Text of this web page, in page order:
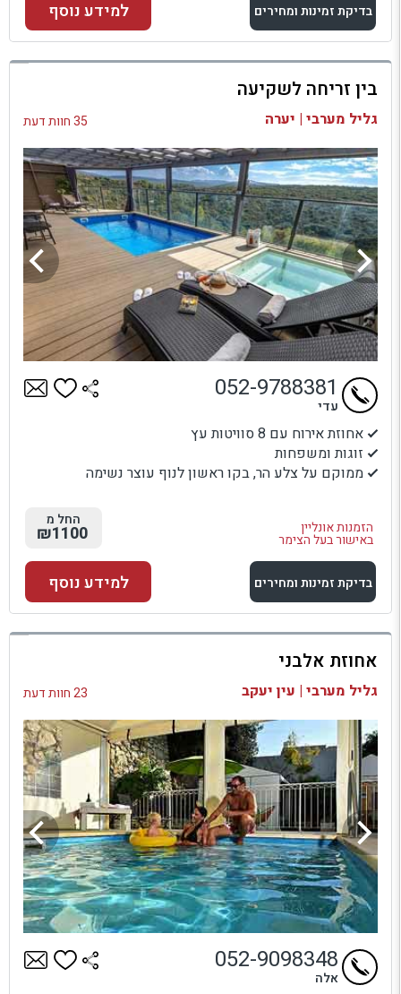
בדיקת זמינות ומחירים
למתחם זה
בדיקת זמינות ומחירים
למידע נוסף
בין זריחה לשקיעה
גליל מערבי | יערה 35 חוות דעת
אחוזת אירוח עם 8 סוויטות עץ
זוגות ומשפחות
ממוקם על צלע הר, בקו ראשון לנוף עוצר נשימה
הזמנות אונליין
באישור בעל הצימר
052-9788381
עדי
החל מ
₪1100
בדיקת זמינות ומחירים
למתחם זה
בדיקת זמינות ומחירים
למידע נוסף
אחוזת אלבני
גליל מערבי | עין יעקב 23 חוות דעת
052-9098348
אלה